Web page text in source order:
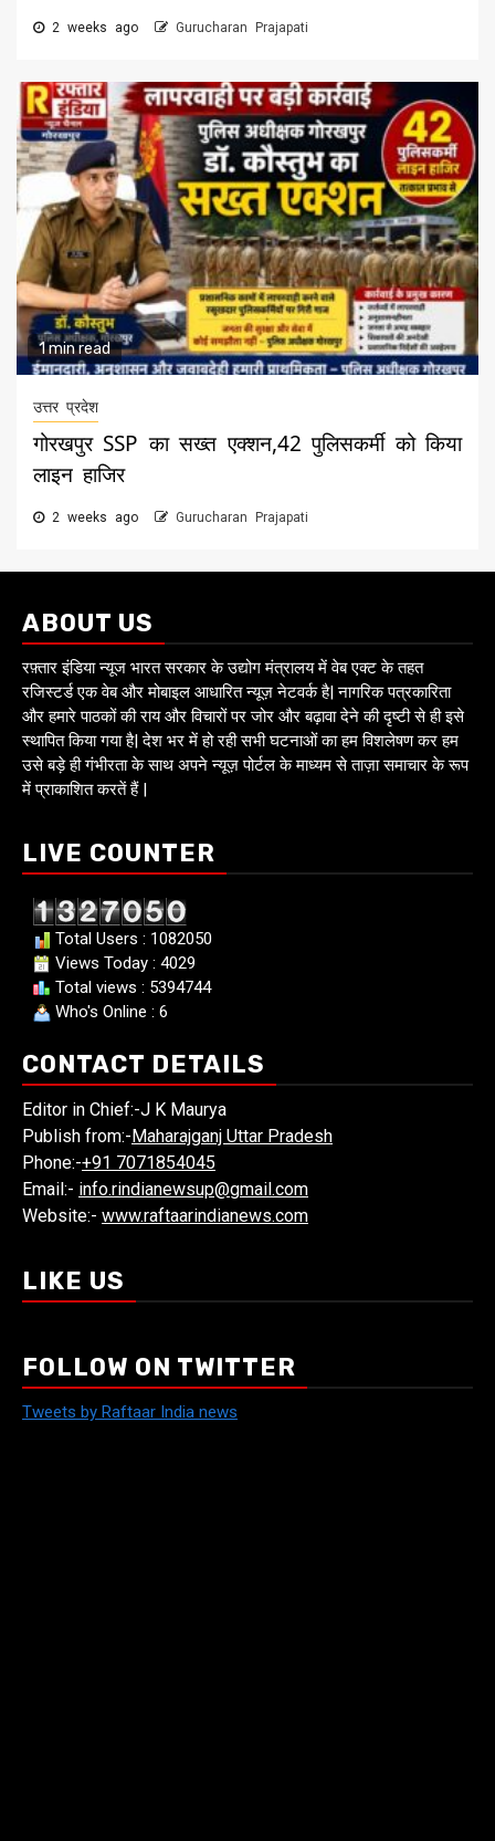
2 weeks ago Gurucharan Prajapati
1 min read
उत्तर प्रदेश
गोरखपुर SSP का सख्त एक्शन,42 पुलिसकर्मी को किया
लाइन हाजिर
2 weeks ago Gurucharan Prajapati
ABOUT US
रफ़्तार इंडिया न्यूज भारत सरकार के उद्योग मंत्रालय में वेब एक्ट के तहत
रजिस्टर्ड एक वेब और मोबाइल आधारित न्यूज़ नेटवर्क है| नागरिक पत्रकारिता
और हमारे पाठकों की राय और विचारों पर जोर और बढ़ावा देने की दृष्टी से ही इसे
स्थापित किया गया है| देश भर में हो रही सभी घटनाओं का हम विशलेषण कर हम
उसे बड़े ही गंभीरता के साथ अपने न्यूज़ पोर्टल के माध्यम से ताज़ा समाचार के रूप
में प्राकाशित करतें हैं |
LIVE COUNTER
Total Users : 1082050
Views Today : 4029
Total views : 5394744
Who's Online : 6
CONTACT DETAILS
Editor in Chief:-J K Maurya
Publish from:-Maharajganj Uttar Pradesh
Phone:-+91 7071854045
Email:- info.rindianewsup@gmail.com
Website:- www.raftaarindianews.com
LIKE US
FOLLOW ON TWITTER
Tweets by Raftaar India news